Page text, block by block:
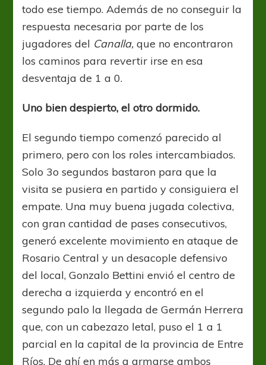
todo ese tiempo. Además de no conseguir la
respuesta necesaria por parte de los
jugadores del Canalla,que no encontraron
los caminos para revertir irse en esa
desventaja de 1 a 0.
Uno bien despierto, el otro dormido.
El segundo tiempo comenzó parecido al
primero, pero con los roles intercambiados.
Solo 3o segundos bastaron para que la
visita se pusiera en partido y consiguiera el
empate. Una muy buena jugada colectiva,
con gran cantidad de pases consecutivos,
generó excelente movimiento en ataque de
Rosario Central y un desacople defensivo
del local, Gonzalo Bettini envió el centro de
derecha a izquierda y encontró en el
segundo palo la llegada de Germán Herrera
que, con un cabezazo letal, puso el 1 a 1
parcial en la capital de la provincia de Entre
Ríos. De ahí en más a armarse ambos